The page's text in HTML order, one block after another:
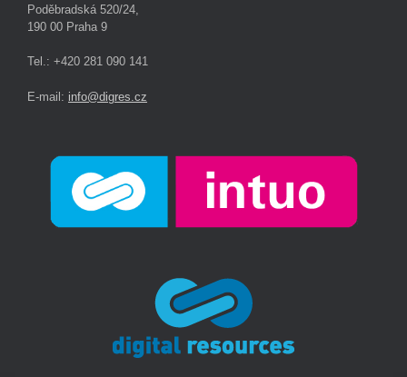
Poděbradská 520/24,
190 00 Praha 9
Tel.: +420 281 090 141
E-mail: info@digres.cz